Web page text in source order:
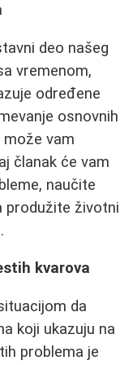
deo našeg
vremenom,
određene
osnovnih
vam
članak će vam
naučite
produžite životni
kvarova
da
koji ukazuju na
problema je